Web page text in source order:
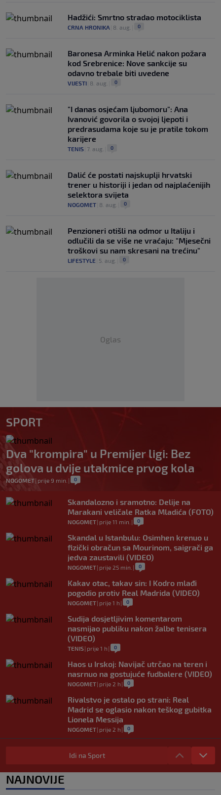
Hadžići: Smrtno stradao motociklista
CRNA HRONIKA 8. aug. 0
Baronesa Arminka Helić nakon požara
kod Srebrenice: Nove sankcije su
odavno trebale biti uvedene
VIJESTI 8. aug. 0
"I danas osjećam ljubomoru": Ana
Ivanović govorila o svojoj ljepoti i
predrasudama koje su je pratile tokom
karijere
TENIS 7. aug. 0
Dalić će postati najskuplji hrvatski
trener u historiji i jedan od najplaćenijih
selektora svijeta
NOGOMET 8. aug. 0
Penzioneri otišli na odmor u Italiju i
odlučili da se više ne vraćaju: "Mjesečni
troškovi su nam skresani na trećinu"
LIFESTYLE 5. aug. 0
Oglas
SPORT
Dva "krompira" u Premijer ligi: Bez
golova u dvije utakmice prvog kola
NOGOMET| prije 9 min. | 0
Skandalozno i sramotno: Delije na
Marakani veličale Ratka Mladića (FOTO)
NOGOMET| prije 11 min. | 0
Skandal u Istanbulu: Osimhen krenuo u
fizički obračun sa Mourinom, saigrači ga
jedva zaustavili (VIDEO)
NOGOMET| prije 25 min. | 0
Kakav otac, takav sin: I Kodro mlađi
pogodio protiv Real Madrida (VIDEO)
NOGOMET| prije 1 h | 0
Sudija dosjetljivim komentarom
nasmijao publiku nakon žalbe tenisera
(VIDEO)
TENIS| prije 1 h | 0
Haos u Irskoj: Navijač utrčao na teren i
nasrnuo na gostujuće fudbalere (VIDEO)
NOGOMET| prije 2 h | 0
Rivalstvo je ostalo po strani: Real
Madrid se oglasio nakon teškog gubitka
Lionela Messija
NOGOMET| prije 2 h | 0
WNBA igračice odgovorile Kanteru
nakon provokacije: "Nećemo biti politički
0
Idi na Sport
NAJNOVIJE